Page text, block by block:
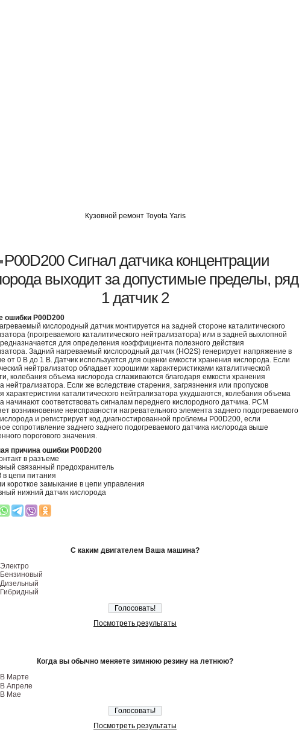
Кузовной ремонт Toyota Yaris
P00D200 Сигнал датчика концентрации
выходит за допустимые пределы, ряд
1 датчик 2
ошибки P00D200
кислородный датчик монтируется на задней стороне каталитического
(прогреваемого каталитического нейтрализатора) или в задней выхлопной
для определения коэффициента полезного действия
Задний нагреваемый кислородный датчик (HO2S) генерирует напряжение в
от 0 В до 1 В. Датчик используется для оценки емкости хранения кислорода. Если
нейтрализатор обладает хорошими характеристиками каталитической
колебания объема кислорода сглаживаются благодаря емкости хранения
нейтрализатора. Если же вследствие старения, загрязнения или пропусков
характеристики каталитического нейтрализатора ухудшаются, колебания объема
начинают соответствовать сигналам переднего кислородного датчика. PCM
возникновение неисправности нагревательного элемента заднего подогреваемого
и регистрирует код диагностированной проблемы P00D200, если
сопротивление заднего заднего подогреваемого датчика кислорода выше
порогового значения.
причина ошибки P00D200
в разъеме
связанный предохранитель
цепи питания
короткое замыкание в цепи управления
нижний датчик кислорода
С каким двигателем Ваша машина?
Электро
Бензиновый
Дизельный
Гибридный
Посмотреть результаты
Когда вы обычно меняете зимнюю резину на летнюю?
В Марте
В Апреле
В Мае
Посмотреть результаты